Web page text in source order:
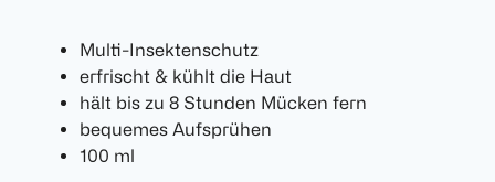
Multi-Insektenschutz
erfrischt & kühlt die Haut
hält bis zu 8 Stunden Mücken fern
bequemes Aufsprühen
100 ml